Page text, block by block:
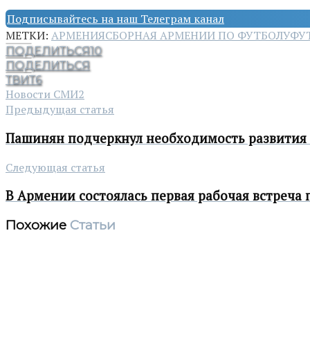
Подписывайтесь на наш Телеграм канал
МЕТКИ: АРМЕНИЯСБОРНАЯ АРМЕНИИ ПО ФУТБОЛУ
ПОДЕЛИТЬСЯ10
ПОДЕЛИТЬСЯ
ТВИТ6
Новости СМИ2
Предыдущая статья
Пашинян подчеркнул необходимость
Следующая статья
В Армении состоялась первая рабочая
Похожие Статьи